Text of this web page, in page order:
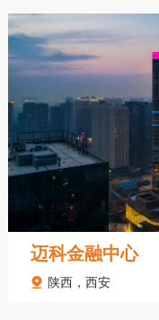
迈科金融中心
陕西，西安